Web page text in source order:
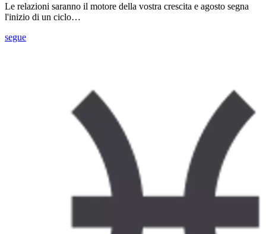
Le relazioni saranno il motore della vostra crescita e agosto segna
l'inizio di un ciclo…
segue